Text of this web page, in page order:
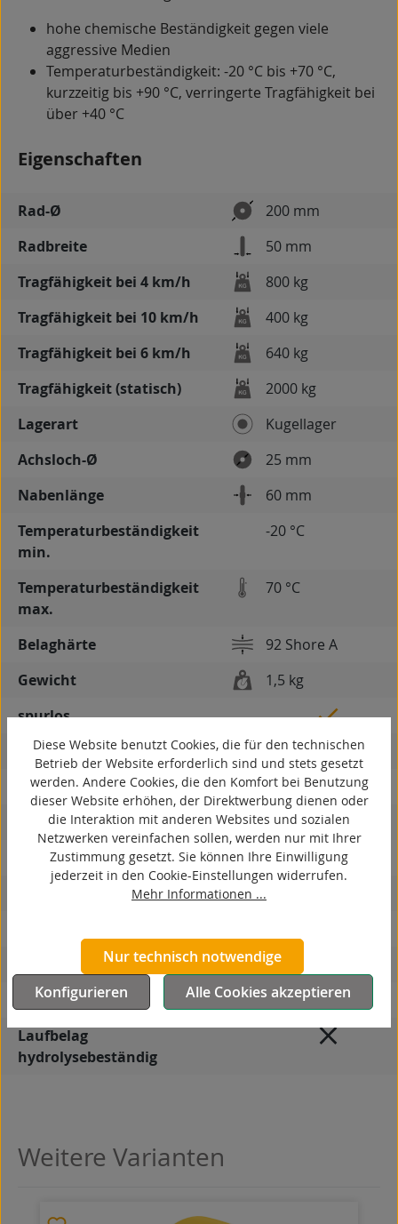
hohe chemische Beständigkeit gegen viele
aggressive Medien
Temperaturbeständigkeit: -20 °C bis +70 °C,
kurzzeitig bis +90 °C, verringerte Tragfähigkeit bei
über +40 °C
Eigenschaften
Rad-Ø
200 mm
Radbreite
50 mm
Tragfähigkeit bei 4 km/h
800 kg
Tragfähigkeit bei 10 km/h
400 kg
Tragfähigkeit bei 6 km/h
640 kg
Tragfähigkeit (statisch)
2000 kg
Lagerart
Kugellager
Achsloch-Ø
25 mm
Nabenlänge
60 mm
Temperaturbeständigkeit
min.
-20 °C
Temperaturbeständigkeit
max.
70 °C
Belaghärte
92 Shore A
Gewicht
1,5 kg
spurlos
kontaktverfärbungsfrei
antistatisch
elektrisch leitfähig
korrosionsbeständig
autoklaventauglich
Produkttyp
Rad
Laufbelag
hydrolysebeständig
Produktgalerie überspringen
Weitere Varianten
Diese Website benutzt Cookies, die für den technischen
Betrieb der Website erforderlich sind und stets gesetzt
werden. Andere Cookies, die den Komfort bei Benutzung
dieser Website erhöhen, der Direktwerbung dienen oder
die Interaktion mit anderen Websites und sozialen
Netzwerken vereinfachen sollen, werden nur mit Ihrer
Zustimmung gesetzt. Sie können Ihre Einwilligung
jederzeit in den Cookie-Einstellungen widerrufen.
Mehr Informationen ...
Nur technisch notwendige
Konfigurieren
Alle Cookies akzeptieren